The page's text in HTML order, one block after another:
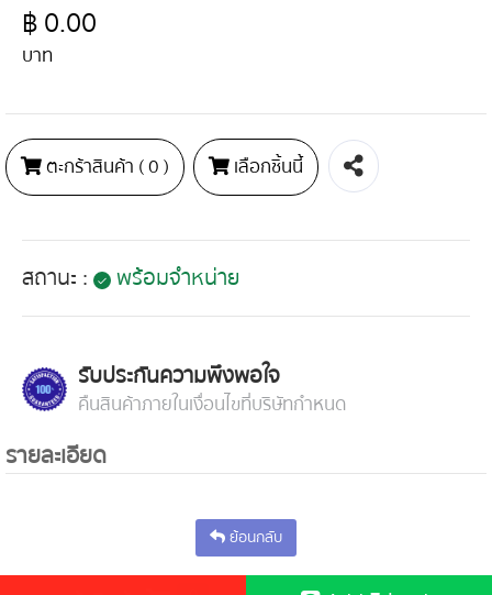
฿ 0.00
บาท
ตะกร้าสินค้า (0) เลือกชิ้นนี้
สถานะ : พร้อมจำหน่าย
รับประกันความพึงพอใจ
คืนสินค้าภายในเงื่อนไขที่บริษัทกำหนด
รายละเอียด
ย้อนกลับ